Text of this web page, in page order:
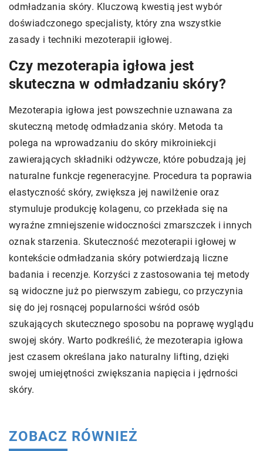
odmładzania skóry. Kluczową kwestią jest wybór
doświadczonego specjalisty, który zna wszystkie
zasady i techniki mezoterapii igłowej.
Czy mezoterapia igłowa jest
skuteczna w odmładzaniu skóry?
Mezoterapia igłowa jest powszechnie uznawana za
skuteczną metodę odmładzania skóry. Metoda ta
polega na wprowadzaniu do skóry mikroiniekcji
zawierających składniki odżywcze, które pobudzają jej
naturalne funkcje regeneracyjne. Procedura ta poprawia
elastyczność skóry, zwiększa jej nawilżenie oraz
stymuluje produkcję kolagenu, co przekłada się na
wyraźne zmniejszenie widoczności zmarszczek i innych
oznak starzenia. Skuteczność mezoterapii igłowej w
kontekście odmładzania skóry potwierdzają liczne
badania i recenzje. Korzyści z zastosowania tej metody
są widoczne już po pierwszym zabiegu, co przyczynia
się do jej rosnącej popularności wśród osób
szukających skutecznego sposobu na poprawę wyglądu
swojej skóry. Warto podkreślić, że mezoterapia igłowa
jest czasem określana jako naturalny lifting, dzięki
swojej umiejętności zwiększania napięcia i jędrności
skóry.
ZOBACZ RÓWNIEŻ